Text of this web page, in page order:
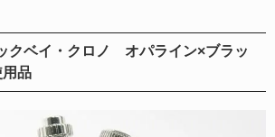
ベイ・クロノ オパライン×ブラッ
品